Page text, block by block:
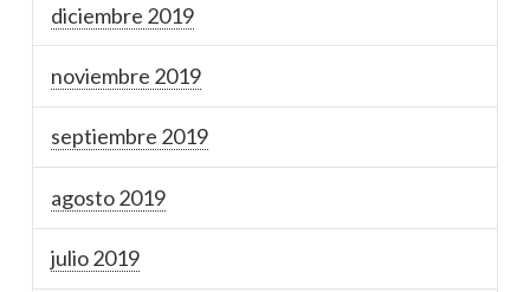
diciembre 2019
noviembre 2019
septiembre 2019
agosto 2019
julio 2019